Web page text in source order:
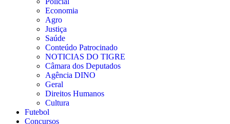
Economia
Agro
Justiça
Saúde
Conteúdo Patrocinado
NOTICIAS DO TIGRE
Câmara dos Deputados
Agência DINO
Geral
Direitos Humanos
Cultura
Futebol
Concursos